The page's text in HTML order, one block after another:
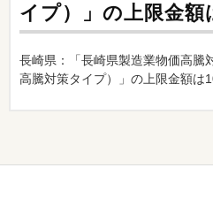
イプ）」の上限金額
長崎県：「長崎県製造業物価高騰
高騰対策タイプ）」の上限金額は